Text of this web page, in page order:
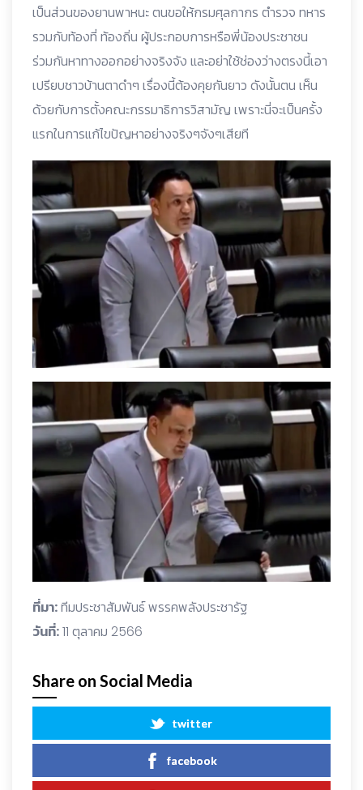
เป็นส่วนของยานพาหนะ ตนขอให้กรมศุลกากร ตำรวจ ทหาร
รวมกับท้องที่ ท้องถิ่น ผู้ประกอบการหรือพี่น้องประชาชน
ร่วมกันหาทางออกอย่างจริงจัง และอย่าใช้ช่องว่างตรงนี้เอา
เปรียบชาวบ้านตาดำๆ เรื่องนี้ต้องคุยกันยาว ดังนั้นตน เห็น
ด้วยกับการตั้งคณะกรรมาธิการวิสามัญ เพราะนี่จะเป็นครั้ง
แรกในการแก้ไขปัญหาอย่างจริงๆจังๆเสียที
ที่มา:ทีมประชาสัมพันธ์ พรรคพลังประชารัฐ
วันที่:11 ตุลาคม 2566
Share on Social Media
twitter
facebook